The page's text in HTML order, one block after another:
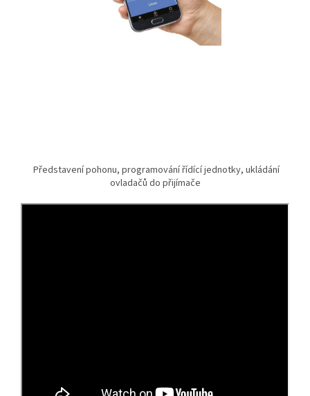
Představení pohonu, programování řídící jednotky, ukládání
ovladačů do přijímače